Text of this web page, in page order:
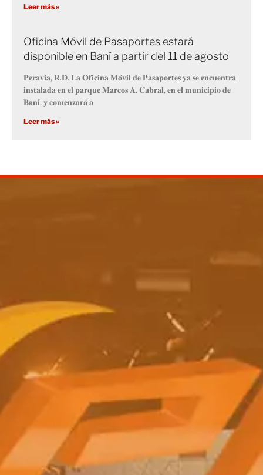
Leer más »
Oficina Móvil de Pasaportes estará
disponible en Baní a partir del 11 de agosto
𝐏𝐞𝐫𝐚𝐯𝐢𝐚, 𝐑.𝐃. 𝐋𝐚 𝐎𝐟𝐢𝐜𝐢𝐧𝐚 𝐌𝐨́𝐯𝐢𝐥 𝐝𝐞 𝐏𝐚𝐬𝐚𝐩𝐨𝐫𝐭𝐞𝐬 𝐲𝐚 𝐬𝐞 𝐞𝐧𝐜𝐮𝐞𝐧𝐭𝐫𝐚
𝐢𝐧𝐬𝐭𝐚𝐥𝐚𝐝𝐚 𝐞𝐧 𝐞𝐥 𝐩𝐚𝐫𝐪𝐮𝐞 𝐌𝐚𝐫𝐜𝐨𝐬 𝐀. 𝐂𝐚𝐛𝐫𝐚𝐥, 𝐞𝐧 𝐞𝐥 𝐦𝐮𝐧𝐢𝐜𝐢𝐩𝐢𝐨 𝐝𝐞
𝐁𝐚𝐧𝐢́, 𝐲 𝐜𝐨𝐦𝐞𝐧𝐳𝐚𝐫𝐚́ 𝐚
Leer más »